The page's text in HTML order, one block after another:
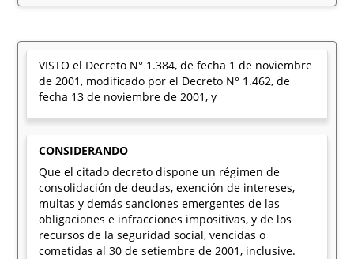
VISTO el Decreto N° 1.384, de fecha 1 de noviembre
de 2001, modificado por el Decreto N° 1.462, de
fecha 13 de noviembre de 2001, y
CONSIDERANDO
Que el citado decreto dispone un régimen de
consolidación de deudas, exención de intereses,
multas y demás sanciones emergentes de las
obligaciones e infracciones impositivas, y de los
recursos de la seguridad social, vencidas o
cometidas al 30 de setiembre de 2001, inclusive.